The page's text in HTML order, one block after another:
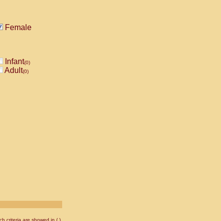
Female
Infant(0)
Adult(0)
criteria are showed in ( ).